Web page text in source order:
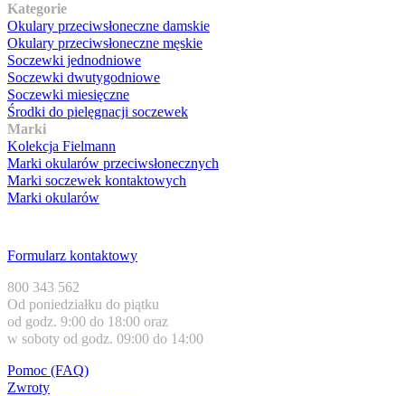
Kategorie
Okulary przeciwsłoneczne damskie
Okulary przeciwsłoneczne męskie
Soczewki jednodniowe
Soczewki dwutygodniowe
Soczewki miesięczne
Środki do pielęgnacji soczewek
Marki
Kolekcja Fielmann
Marki okularów przeciwsłonecznych
Marki soczewek kontaktowych
Marki okularów
Formularz kontaktowy
800 343 562
Od poniedziałku do piątku
od godz. 9:00 do 18:00 oraz
w soboty od godz. 09:00 do 14:00
Pomoc (FAQ)
Zwroty